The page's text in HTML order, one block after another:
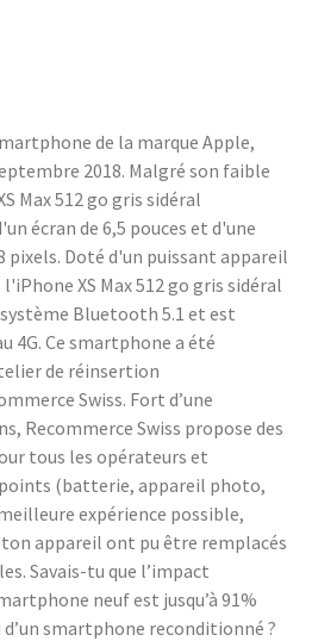
de la marque Apple,
2018. Malgré son faible
Max 512 go gris sidéral
écran de 6,5 pouces et d'une
pixels. Doté d'un puissant appareil
XS Max 512 go gris sidéral
Bluetooth 5.1 et est
4G. Ce smartphone a été
de réinsertion
Swiss. Fort d’une
Recommerce Swiss propose des
tous les opérateurs et
(batterie, appareil photo,
expérience possible,
appareil ont pu être remplacés
Savais-tu que l’impact
neuf est jusqu’à 91%
smartphone reconditionné ?